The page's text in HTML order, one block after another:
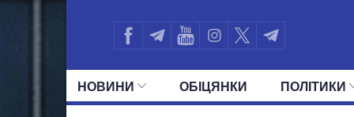
НОВИНИ ОБIЦЯНКИ ПОЛIТИКИ